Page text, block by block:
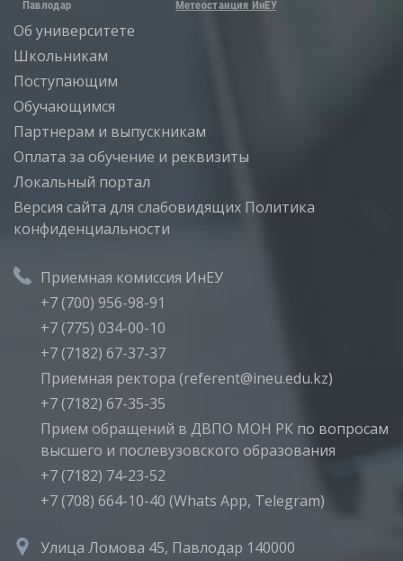
Об университете
Школьникам
Поступающим
Обучающимся
Партнерам и выпускникам
Оплата за обучение и реквизиты
Локальный портал
Версия сайта для слабовидящих Политика
конфиденциальности
Приемная комиссия ИнЕУ
+7 (700) 956-98-91
+7 (775) 034-00-10
+7 (7182) 67-37-37
Приемная ректора (referent@ineu.edu.kz)
+7 (7182) 67-35-35
Прием обращений в ДВПО МОН РК по вопросам
высшего и послевузовского образования
+7 (7182) 74-23-52
+7 (708) 664-10-40 (Whats App, Telegram)
Улица Ломова 45, Павлодар 140000